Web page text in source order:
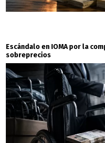
Escándalo en IOMA por la
sobreprecios